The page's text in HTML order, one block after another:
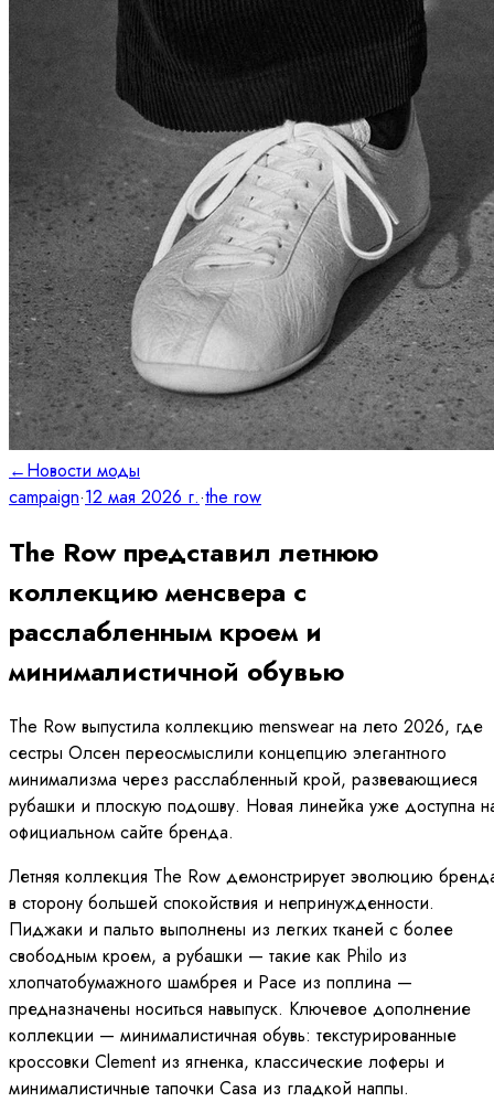
←Новости моды
campaign·12 мая 2026 г.·the row
The Row представил летнюю
коллекцию менсвера с
расслабленным кроем и
минималистичной обувью
The Row выпустила коллекцию menswear на лето 2026, где
сестры Олсен переосмыслили концепцию элегантного
минимализма через расслабленный крой, развевающиеся
рубашки и плоскую подошву. Новая линейка уже доступна
официальном сайте бренда.
Летняя коллекция The Row демонстрирует эволюцию
в сторону большей спокойствия и непринужденности.
Пиджаки и пальто выполнены из легких тканей с более
свободным кроем, а рубашки — такие как Philo из
хлопчатобумажного шамбрея и Pace из поплина —
предназначены носиться навыпуск. Ключевое дополнение
коллекции — минималистичная обувь: текстурированные
кроссовки Clement из ягненка, классические лоферы и
минималистичные тапочки Casa из гладкой наппы.